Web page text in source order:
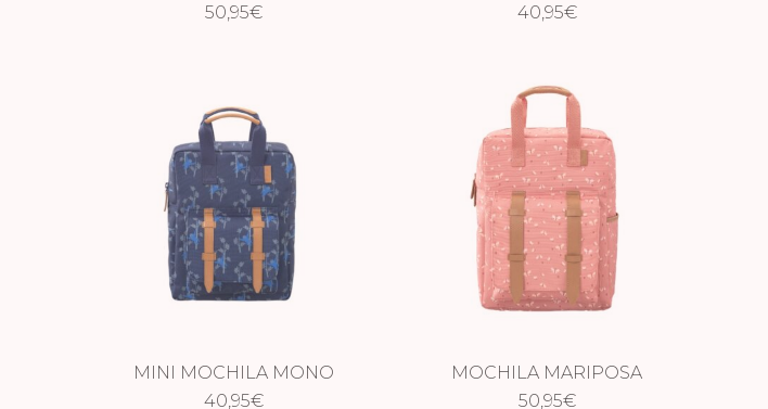
50,95€
AZUL
40,95€
MINI MOCHILA MONO
40,95€
MOCHILA MARIPOSA
50,95€